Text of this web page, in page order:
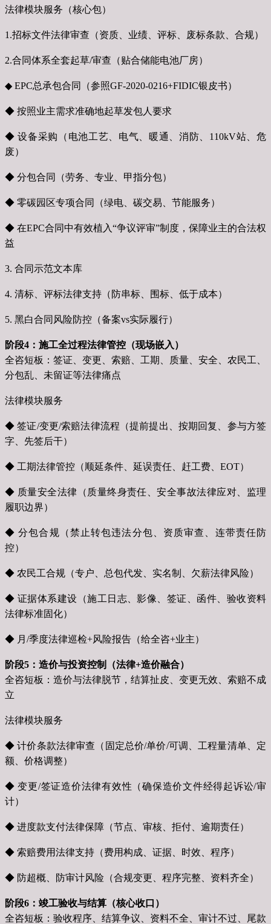
法律模块服务（核心包）
1.招标文件法律审查（资质、业绩、评标、废标条款、合规）
2.合同体系全套起草/审查（贴合储能电池厂房）
◆ EPC总承包合同（参照GF-2020-0216+FIDIC银皮书）
◆ 按照业主需求准确地起草发包人要求
◆ 设备采购（电池工艺、电气、暖通、消防、110kV站、危
废）
◆ 分包合同（劳务、专业、甲指分包）
◆ 零碳园区专项合同（绿电、碳交易、节能服务）
◆ 在EPC合同中有效植入“争议评审”制度，保障业主的合法权
益
3. 合同示范文本库
4. 清标、评标法律支持（防串标、围标、低于成本）
5. 黑白合同风险防控（备案vs实际履行）
阶段4：施工全过程法律管控（现场嵌入）
全咨短板：签证、变更、索赔、工期、质量、安全、农民工、
分包乱、未留证等法律痛点
法律模块服务
◆ 签证/变更/索赔法律流程（提前提出、按期回复、参与方签
字、先签后干）
◆ 工期法律管控（顺延条件、延误责任、赶工费、EOT）
◆ 质量安全法律（质量终身责任、安全事故法律应对、监理
履职边界）
◆ 分包合规（禁止转包违法分包、资质审查、连带责任防
控）
◆ 农民工合规（专户、总包代发、实名制、欠薪法律风险）
◆ 证据体系建设（施工日志、影像、签证、函件、验收资料
法律标准固化）
◆ 月/季度法律巡检+风险报告（给全咨+业主）
阶段5：造价与投资控制（法律+造价融合）
全咨短板：造价与法律脱节，结算扯皮、变更无效、索赔不成
立
法律模块服务
◆ 计价条款法律审查（固定总价/单价/可调、工程量清单、定
额、价格调整）
◆ 变更/签证造价法律有效性（确保造价文件经得起诉讼/审
计）
◆ 进度款支付法律保障（节点、审核、拒付、逾期责任）
◆ 索赔费用法律支持（费用构成、证据、时效、程序）
◆ 防超概、防审计风险（合规变更、程序完整、资料齐全）
阶段6：竣工验收与结算（核心收口）
全咨短板：验收程序、结算争议、资料不全、审计不过、尾款